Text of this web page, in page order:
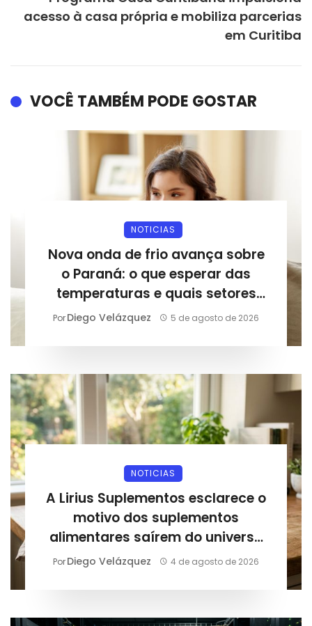
acesso à casa própria e mobiliza parcerias
em Curitiba
VOCÊ TAMBÉM PODE GOSTAR
NOTICIAS
Nova onda de frio avança sobre
o Paraná: o que esperar das
temperaturas e quais setores
podem sentir os impactos
PorDiego Velázquez 5 de agosto de 2026
NOTICIAS
A Lirius Suplementos esclarece o
motivo dos suplementos
alimentares saírem do universo
esportivo e entrarem na rotina
PorDiego Velázquez 4 de agosto de 2026